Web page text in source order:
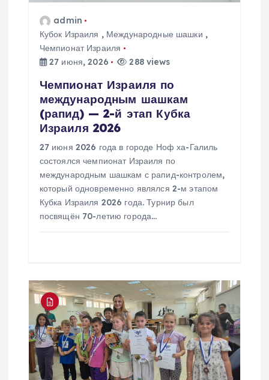
admin
Кубок Израиля , Международные шашки ,
Чемпионат Израиля
27 июня, 2026
288 views
Чемпионат Израиля по
международным шашкам
(рапид) — 2-й этап Кубка
Израиля 2026
27 июня 2026 года в городе Ноф ха-Галиль
состоялся чемпионат Израиля по
международным шашкам с рапид-контролем,
который одновременно являлся 2-м этапом
Кубка Израиля 2026 года. Турнир был
посвящён 70-летию города…